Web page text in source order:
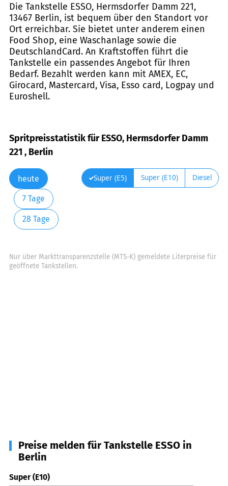
Die Tankstelle ESSO, Hermsdorfer Damm 221,
13467 Berlin, ist bequem über den Standort vor
Ort erreichbar. Sie bietet unter anderem einen
Food Shop, eine Waschanlage sowie die
DeutschlandCard. An Kraftstoffen führt die
Tankstelle ein passendes Angebot für Ihren
Bedarf. Bezahlt werden kann mit AMEX, EC,
Girocard, Mastercard, Visa, Esso card, Logpay und
Euroshell.
Spritpreisstatistik für ESSO, Hermsdorfer Damm
221 , Berlin
heute
7 Tage
28 Tage
Super (E5) Super (E10) Diesel
Nur über Markttransparenzstelle (MTS-K) gemeldete Literpreise für
geöffnete Tankstellen.
Preise melden für Tankstelle ESSO in
Berlin
Super (E10)